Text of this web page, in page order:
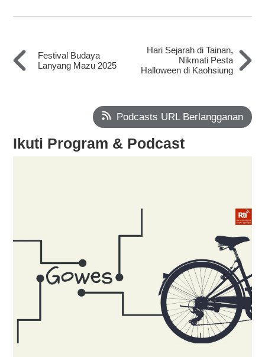
Festival Budaya
Lanyang Mazu 2025
Hari Sejarah di Tainan,
Nikmati Pesta
Halloween di Kaohsiung
Podcasts URL Berlangganan
Ikuti Program & Podcast